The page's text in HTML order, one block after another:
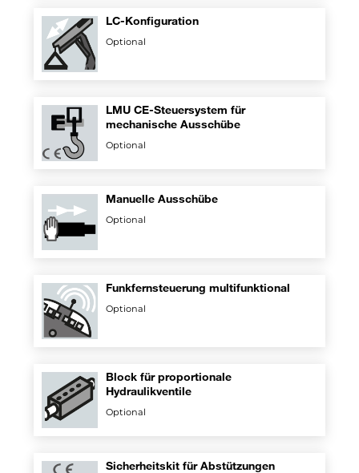
LC-Konfiguration
Optional
LMU CE-Steuersystem für
mechanische Ausschübe
Optional
Manuelle Ausschübe
Optional
Funkfernsteuerung multifunktional
Optional
Block für proportionale
Hydraulikventile
Optional
Sicherheitskit für Abstützungen